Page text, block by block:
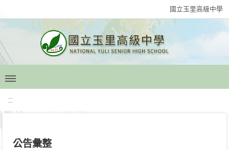
國立玉里高級中學
:::
公告彙整